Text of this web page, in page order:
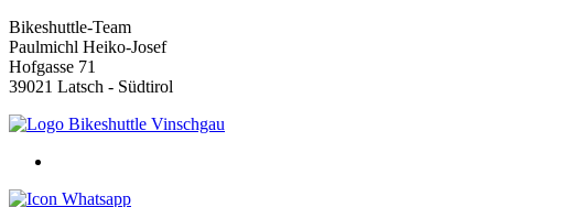
Bikeshuttle-Team
Paulmichl Heiko-Josef
Hofgasse 71
39021 Latsch - Südtirol